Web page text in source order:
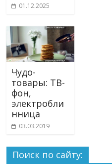
01.12.2025
Чудо-
товары: ТВ-
фон,
электробли
нница
03.03.2019
Поиск по сайту: